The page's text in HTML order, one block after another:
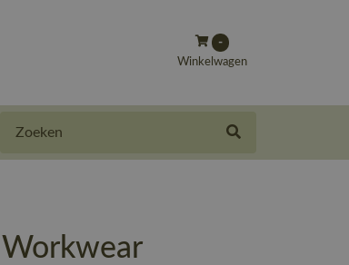
-
Winkelwagen